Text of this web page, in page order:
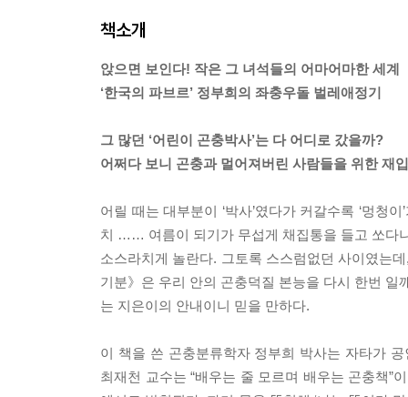
책소개
앉으면 보인다! 작은 그 녀석들의 어마어마한 세계
‘한국의 파브르’ 정부희의 좌충우돌 벌레애정기
그 많던 ‘어린이 곤충박사’는 다 어디로 갔을까?
어쩌다 보니 곤충과 멀어져버린 사람들을 위한 재
어릴 때는 대부분이 ‘박사’였다가 커갈수록 ‘멍청
치 …… 여름이 되기가 무섭게 채집통을 들고 쏘다
소스라치게 놀란다. 그토록 스스럼없던 사이였는
기분》은 우리 안의 곤충덕질 본능을 다시 한번
는 지은이의 안내이니 믿을 만하다.
이 책을 쓴 곤충분류학자 정부희 박사는 자타가
최재천 교수는 “배우는 줄 모르며 배우는 곤충책”